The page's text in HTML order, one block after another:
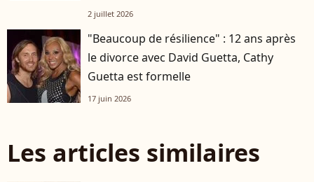
2 juillet 2026
"Beaucoup de résilience" : 12 ans après
le divorce avec David Guetta, Cathy
Guetta est formelle
17 juin 2026
Les articles similaires